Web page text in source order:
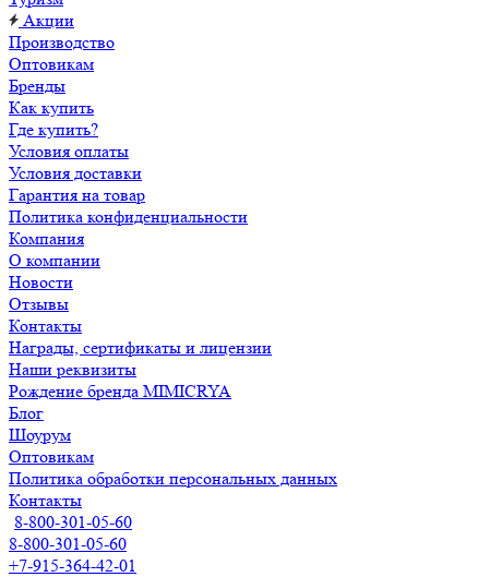
Акции
Производство
Оптовикам
Бренды
Как купить
Где купить?
Условия оплаты
Условия доставки
Гарантия на товар
Политика конфиденциальности
Компания
О компании
Новости
Отзывы
Контакты
Награды, сертификаты и лицензии
Наши реквизиты
Рождение бренда MIMICRYA
Блог
Шоурум
Оптовикам
Политика обработки персональных данных
Контакты
8-800-301-05-60
8-800-301-05-60
+7-915-364-42-01